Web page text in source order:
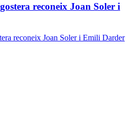
reconeix Joan Soler i